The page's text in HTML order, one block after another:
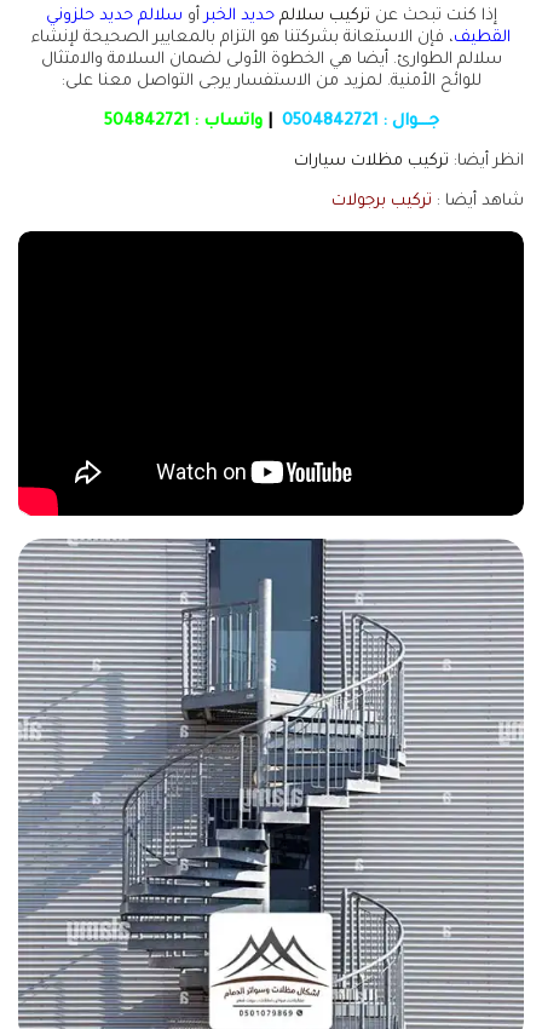
إذا كنت تبحث عن تركيب سلالم حديد الخبر أو سلالم حديد حلزوني
القطيف، فإن الاستعانة بشركتنا هو التزام بالمعايير الصحيحة لإنشاء
سلالم الطوارئ. أيضا هي الخطوة الأولى لضمان السلامة والامتثال
للوائح الأمنية. لمزيد من الاستفسار يرجى التواصل معنا على:
جـــوال :0504842721
|واتساب :504842721
انظر أيضا: تركيب مظلات سيارات
شاهد أيضا : تركيب برجولات